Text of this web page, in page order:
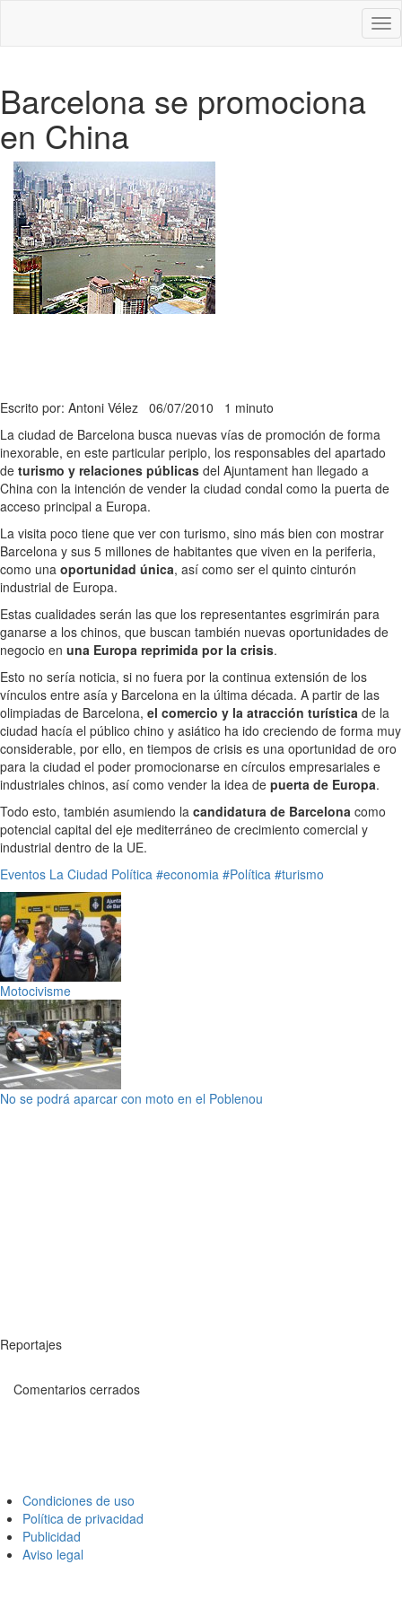
Barcelona se promociona
en China
Escrito por: Antoni Vélez 06/07/2010 1 minuto
La ciudad de Barcelona busca nuevas vías de promoción de forma
inexorable, en este particular periplo, los responsables del apartado
de turismo y relaciones públicas del Ajuntament han llegado a
China con la intención de vender la ciudad condal como la puerta de
acceso principal a Europa.
La visita poco tiene que ver con turismo, sino más bien con mostrar
Barcelona y sus 5 millones de habitantes que viven en la periferia,
como una oportunidad única, así como ser el quinto cinturón
industrial de Europa.
Estas cualidades serán las que los representantes esgrimirán para
ganarse a los chinos, que buscan también nuevas oportunidades de
negocio en una Europa reprimida por la crisis.
Esto no sería noticia, si no fuera por la continua extensión de los
vínculos entre asía y Barcelona en la última década. A partir de las
olimpiadas de Barcelona, el comercio y la atracción turística de la
ciudad hacía el público chino y asiático ha ido creciendo de forma muy
considerable, por ello, en tiempos de crisis es una oportunidad de oro
para la ciudad el poder promocionarse en círculos empresariales e
industriales chinos, así como vender la idea de puerta de Europa.
Todo esto, también asumiendo la candidatura de Barcelona como
potencial capital del eje mediterráneo de crecimiento comercial y
industrial dentro de la UE.
Eventos La Ciudad Política #economia #Política #turismo
Motocivisme
No se podrá aparcar con moto en el Poblenou
Reportajes
Comentarios cerrados
Condiciones de uso
Política de privacidad
Publicidad
Aviso legal